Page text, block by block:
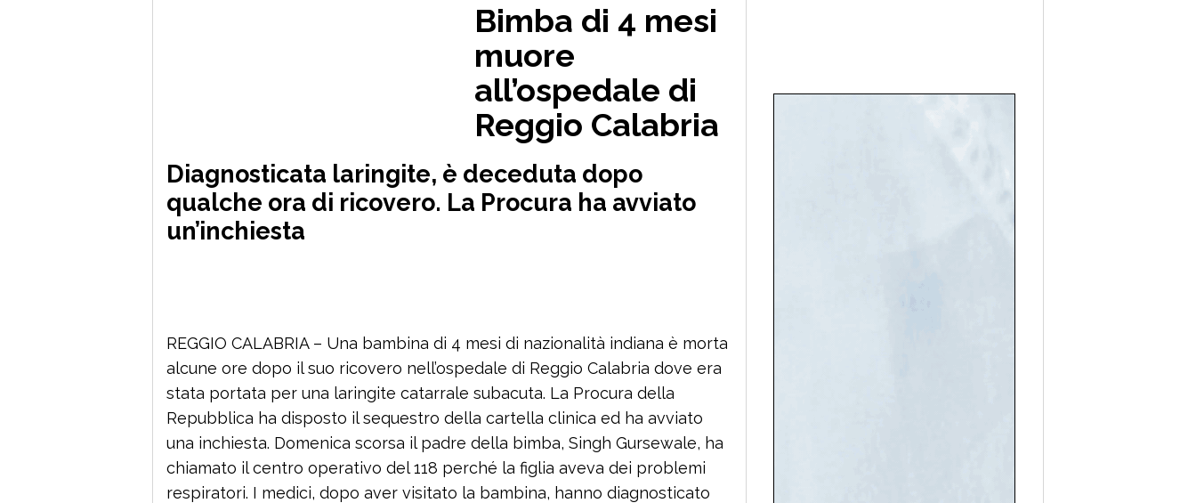
Bimba di 4 mesi
muore
all’ospedale di
Reggio Calabria
Diagnosticata laringite, è deceduta dopo
qualche ora di ricovero. La Procura ha avviato
un’inchiesta
REGGIO CALABRIA – Una bambina di 4 mesi di nazionalità indiana è morta
alcune ore dopo il suo ricovero nell’ospedale di Reggio Calabria dove era
stata portata per una laringite catarrale subacuta. La Procura della
Repubblica ha disposto il sequestro della cartella clinica ed ha avviato
una inchiesta. Domenica scorsa il padre della bimba, Singh Gursewale, ha
chiamato il centro operativo del 118 perché la figlia aveva dei problemi
respiratori. I medici, dopo aver visitato la bambina, hanno diagnosticato